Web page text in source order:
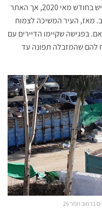
בעתיד למיקום חלופי", ציינו בעיריית חריש בחודש מאי 2020, אך האתר
מאז, העיר המשיכה לצמוח
בפגישה שקיימו הדיירים עם
באוקטובר 2020, הובטח להם שהמזבלה תפונה עד
ברחוב תמר 26